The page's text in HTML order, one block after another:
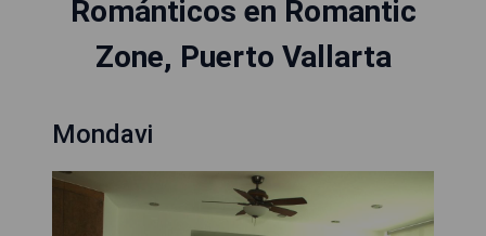
Románticos en Romantic
Zone, Puerto Vallarta
Mondavi